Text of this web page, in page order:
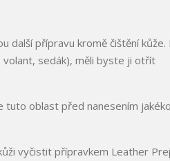
další přípravu kromě čištění kůže.
volant, sedák), měli byste ji otřít
oblast před nanesením
vyčistit přípravkem Leather